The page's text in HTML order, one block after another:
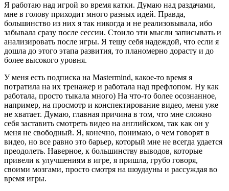
Я работаю над игрой во время катки. Думаю над раздачами,
мне в голову приходит много разных идей. Правда,
большинство из них я так никогда и не реализовывала, ибо
забывала сразу после сессии. Стоило эти мысли записывать и
анализировать после игры. Я тешу себя надеждой, что если я
дошла до этого этапа развития, то планомерно дорасту и до
более высокого уровня.
У меня есть подписка на Mastermind, какое-то время я
потратила на их тренажер и работала над префлопом. Ну как
работала, просто тыкала много) На что-то более осознанное,
например, на просмотр и конспектирование видео, меня уже
не хватает. Думаю, главная причина в том, что мне сложно
себя заставить смотреть видео на английском, так как он у
меня не свободный. Я, конечно, понимаю, о чем говорят в
видео, но все равно это барьер, который мне не всегда удается
преодолеть. Наверное, к большинству выводов, которые
привели к улучшениям в игре, я пришла, грубо говоря,
своими мозгами, просто смотря на шоудауны и рассуждая во
время игры.